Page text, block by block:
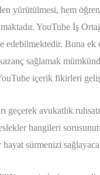
yürütülmesi, hem
YouTube İş
Buna ek
sağlamak
içerik fikirleri
geçerek avukatlık
hangileri
sürmenizi